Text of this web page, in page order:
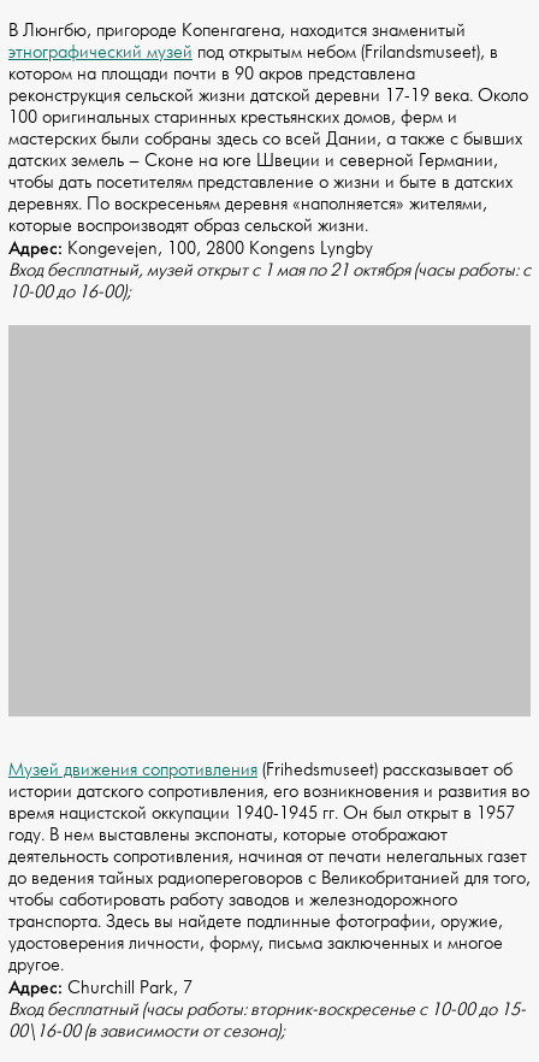
В Люнгбю, пригороде Копенгагена, находится знаменитый
этнографический музей под открытым небом (Frilandsmuseet), в
котором на площади почти в 90 акров представлена
реконструкция сельской жизни датской деревни 17-19 века. Около
100 оригинальных старинных крестьянских домов, ферм и
мастерских были собраны здесь со всей Дании, а также с бывших
датских земель – Сконе на юге Швеции и северной Германии,
чтобы дать посетителям представление о жизни и быте в датских
деревнях. По воскресеньям деревня «наполняется» жителями,
которые воспроизводят образ сельской жизни.
Адрес: Kongevejen, 100, 2800 Kongens Lyngby
Вход бесплатный, музей открыт с 1 мая по 21 октября (часы работы: с
10-00 до 16-00);
Музей движения сопротивления (Frihedsmuseet) рассказывает об
истории датского сопротивления, его возникновения и развития во
время нацистской оккупации 1940-1945 гг. Он был открыт в 1957
году. В нем выставлены экспонаты, которые отображают
деятельность сопротивления, начиная от печати нелегальных газет
до ведения тайных радиопереговоров с Великобританией для того,
чтобы саботировать работу заводов и железнодорожного
транспорта. Здесь вы найдете подлинные фотографии, оружие,
удостоверения личности, форму, письма заключенных и многое
другое.
Адрес: Churchill Park, 7
Вход бесплатный (часы работы: вторник-воскресенье с 10-00 до 15-
00\16-00 (в зависимости от сезона);